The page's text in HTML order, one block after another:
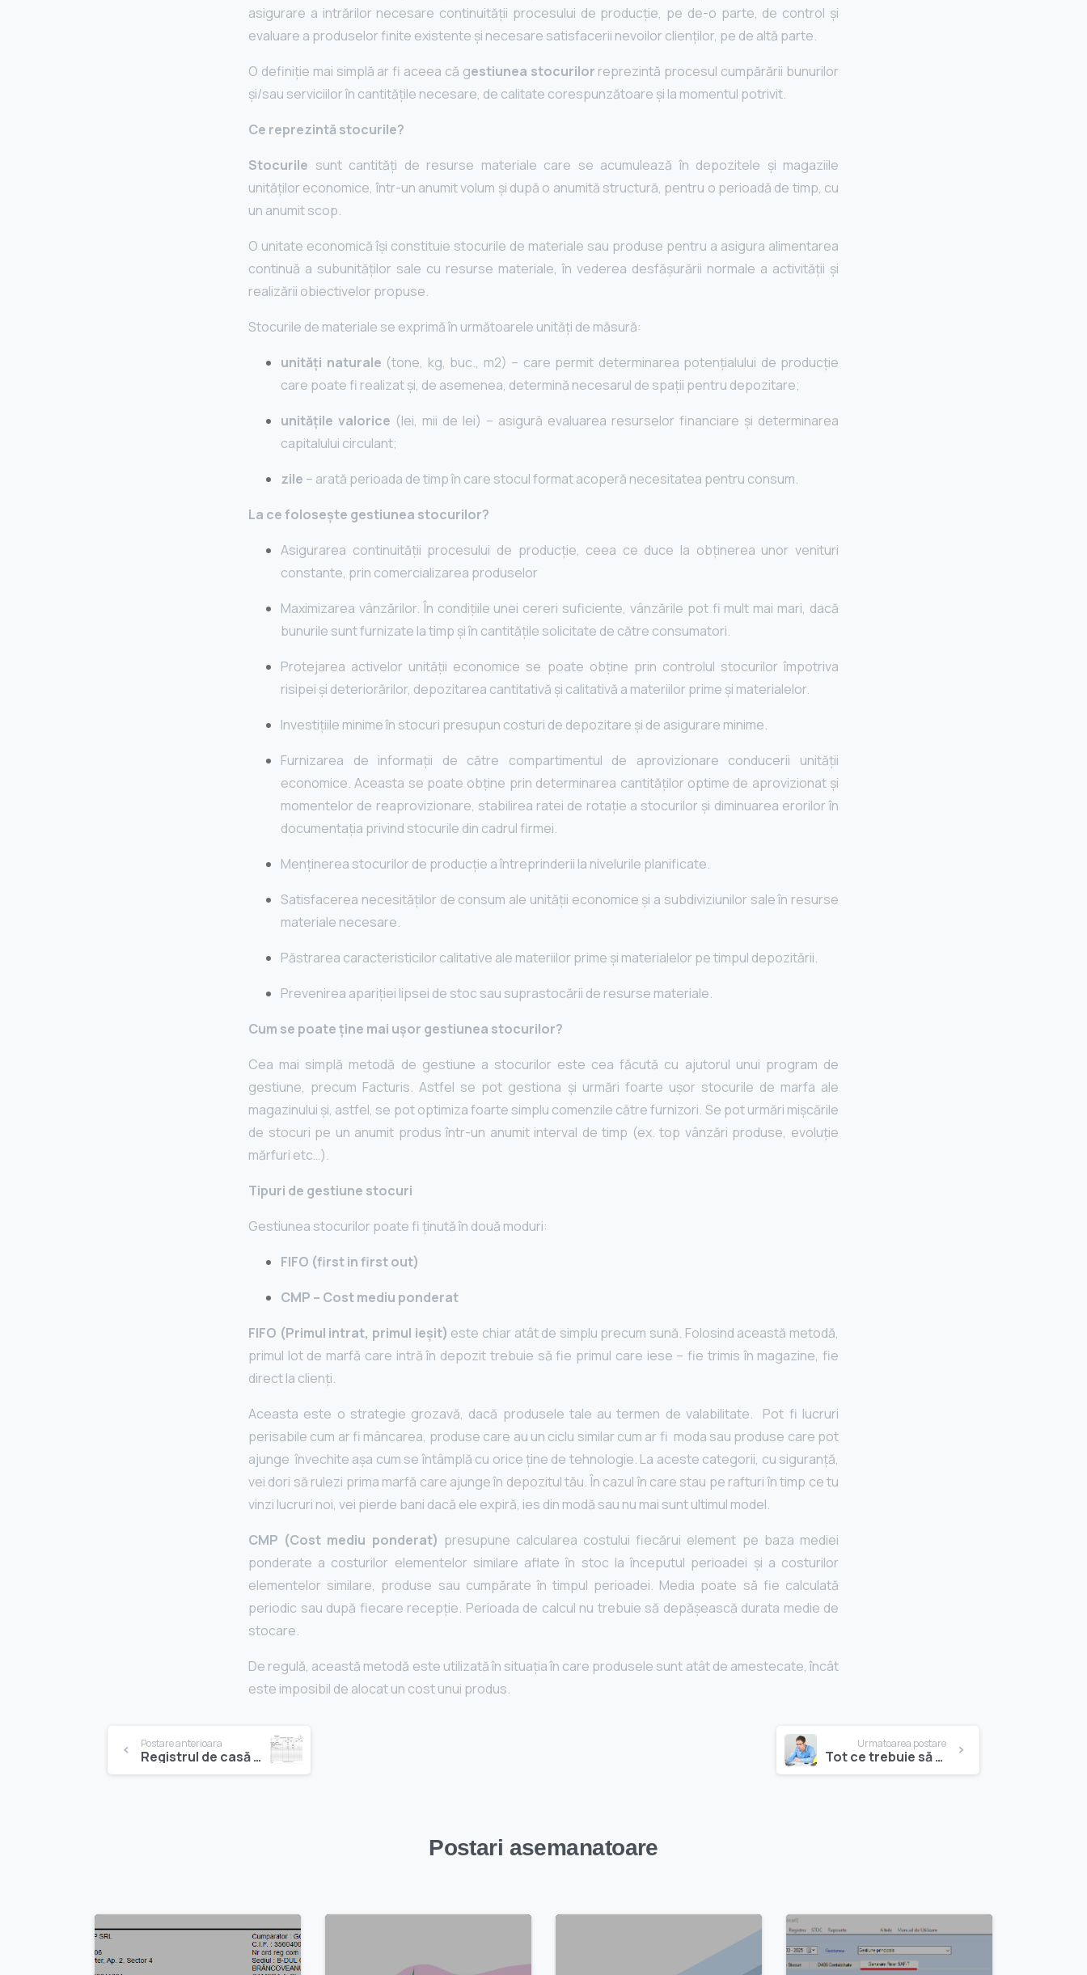
asigurare a intrărilor necesare continuității procesului de producție, pe de-o parte, de control și
evaluare a produselor finite existente și necesare satisfacerii nevoilor clienților, pe de altă parte.
O definiție mai simplă ar fi aceea că gestiunea stocurilor reprezintă procesul cumpărării bunurilor
şi/sau serviciilor în cantitățile necesare, de calitate corespunzătoare şi la momentul potrivit.
Ce reprezintă stocurile?
Stocurile sunt cantități de resurse materiale care se acumulează în depozitele şi magaziile
unităților economice, într-un anumit volum şi după o anumită structură, pentru o perioadă de timp, cu
un anumit scop.
O unitate economică își constituie stocurile de materiale sau produse pentru a asigura alimentarea
continuă a subunităților sale cu resurse materiale, în vederea desfășurării normale a activității şi
realizării obiectivelor propuse.
Stocurile de materiale se exprimă în următoarele unități de măsură:
unități naturale (tone, kg, buc., m2) – care permit determinarea potențialului de producție
care poate fi realizat și, de asemenea, determină necesarul de spații pentru depozitare;
unitățile valorice (lei, mii de lei) – asigură evaluarea resurselor financiare și determinarea
capitalului circulant;
zile – arată perioada de timp în care stocul format acoperă necesitatea pentru consum.
La ce folosește gestiunea stocurilor?
Asigurarea continuității procesului de producție, ceea ce duce la obținerea unor venituri
constante, prin comercializarea produselor
Maximizarea vânzărilor. În condiţiile unei cereri suficiente, vânzările pot fi mult mai mari, dacă
bunurile sunt furnizate la timp şi în cantităţile solicitate de către consumatori.
Protejarea activelor unităţii economice se poate obţine prin controlul stocurilor împotriva
risipei şi deteriorărilor, depozitarea cantitativă şi calitativă a materiilor prime şi materialelor.
Investițiile minime în stocuri presupun costuri de depozitare şi de asigurare minime.
Furnizarea de informaţii de către compartimentul de aprovizionare conducerii unităţii
economice. Aceasta se poate obţine prin determinarea cantităţilor optime de aprovizionat şi
momentelor de reaprovizionare, stabilirea ratei de rotaţie a stocurilor şi diminuarea erorilor în
documentaţia privind stocurile din cadrul firmei.
Menţinerea stocurilor de producţie a întreprinderii la nivelurile planificate.
Satisfacerea necesităţilor de consum ale unităţii economice şi a subdiviziunilor sale în resurse
materiale necesare.
Păstrarea caracteristicilor calitative ale materiilor prime şi materialelor pe timpul depozitării.
Prevenirea apariţiei lipsei de stoc sau suprastocării de resurse materiale.
Cum se poate ține mai ușor gestiunea stocurilor?
Cea mai simplă metodă de gestiune a stocurilor este cea făcută cu ajutorul unui program de
gestiune, precum Facturis. Astfel se pot gestiona și urmări foarte ușor stocurile de marfa ale
magazinului și, astfel, se pot optimiza foarte simplu comenzile către furnizori. Se pot urmări mișcările
de stocuri pe un anumit produs într-un anumit interval de timp (ex. top vânzări produse, evoluție
mărfuri etc…).
Tipuri de gestiune stocuri
Gestiunea stocurilor poate fi ținută în două moduri:
FIFO (first in first out)
CMP – Cost mediu ponderat
FIFO (Primul intrat, primul ieșit) este chiar atât de simplu precum sună. Folosind această metodă,
primul lot de marfă care intră în depozit trebuie să fie primul care iese – fie trimis în magazine, fie
direct la clienți.
Aceasta este o strategie grozavă, dacă produsele tale au termen de valabilitate. Pot fi lucruri
perisabile cum ar fi mâncarea, produse care au un ciclu similar cum ar fi moda sau produse care pot
ajunge învechite așa cum se întâmplă cu orice ține de tehnologie. La aceste categorii, cu siguranță,
vei dori să rulezi prima marfă care ajunge în depozitul tău. În cazul în care stau pe rafturi în timp ce tu
vinzi lucruri noi, vei pierde bani dacă ele expiră, ies din modă sau nu mai sunt ultimul model.
CMP (Cost mediu ponderat) presupune calcularea costului fiecărui element pe baza mediei
ponderate a costurilor elementelor similare aflate în stoc la începutul perioadei și a costurilor
elementelor similare, produse sau cumpărate în timpul perioadei. Media poate să fie calculată
periodic sau după fiecare recepție. Perioada de calcul nu trebuie să depășească durata medie de
stocare.
De regulă, această metodă este utilizată în situația în care produsele sunt atât de amestecate, încât
este imposibil de alocat un cost unui produs.
Postare anterioara
Registrul de casă în valută
Urmatoarea postare
Tot ce trebuie să știți despre deviz
Postari asemanatoare